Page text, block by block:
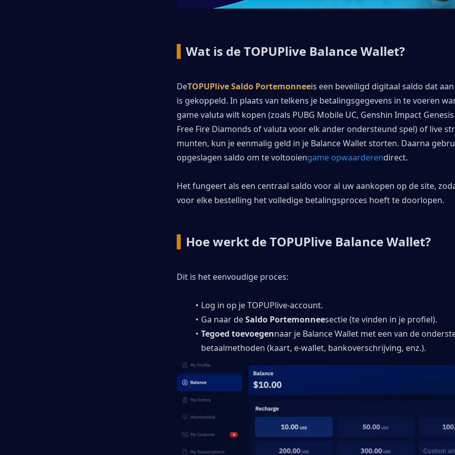
Wat is de TOPUPlive Balance Wallet?
DeTOPUPlive Saldo Portemonneeis een beveiligd digitaal saldo dat
is gekoppeld. In plaats van telkens je betalingsgegevens in te voeren
game valuta wilt kopen (zoals PUBG Mobile UC, Genshin Impact
Free Fire Diamonds of valuta voor elk ander ondersteund spel) of live
munten, kun je eenmalig geld in je Balance Wallet storten. Daarna
opgeslagen saldo om te voltooiengame opwaarderendirect.
Het fungeert als een centraal saldo voor al uw aankopen op de site,
voor elke bestelling het volledige betalingsproces hoeft te doorlopen.
Hoe werkt de TOPUPlive Balance Wallet?
Dit is het eenvoudige proces:
Log in op je TOPUPlive-account.
Ga naar de Saldo Portemonneesectie (te vinden in je profiel).
Tegoed toevoegennaar je Balance Wallet met een van de
betaalmethoden (kaart, e-wallet, bankoverschrijving, enz.).